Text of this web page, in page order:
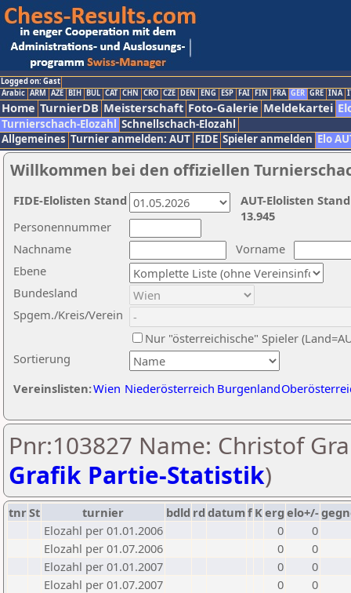
Logged on: Gast
Arabic ARM AZE BIH BUL CAT CHN CRO CZE DEN ENG ESP FAI FIN FRA GER GRE INA
Home TurnierDB Meisterschaft Foto-Galerie Meldekartei
Turnierschach-Elozahl Schnellschach-Elozahl
Allgemeines Turnier anmelden: AUT FIDE Spieler anmelden Elo
Willkommen bei den offiziellen
Nachname
Vorname
Ebene
Sortierung
Personennummer
Bundesland
Spgem./Kreis/Verein
Nur "österreichische" Spieler
Vereinslisten:Wien Niederösterreich Burgenland
AUT-Elolisten
13.945
FIDE-Elolisten Stand
Pnr:103827 Name: Christof
Grafik Partie-Statistik)
tnrSt turnier bdld rd datumf Kerg elo+/-
Elozahl per 01.01.2006
0
0
Elozahl per 01.07.2006
0
0
Elozahl per 01.01.2007
0
0
Elozahl per 01.07.2007
0
0